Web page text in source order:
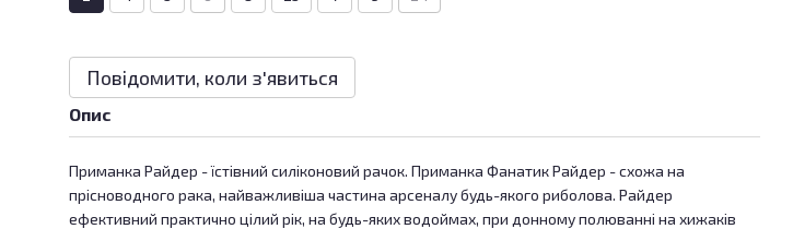
Повідомити, коли з'явиться
Опис
Приманка Райдер - їстівний силіконовий рачок. Приманка Фанатик Райдер - схожа на
прісноводного рака, найважливіша частина арсеналу будь-якого риболова. Райдер
ефективний практично цілий рік, на будь-яких водоймах, при донному полюванні на хижаків